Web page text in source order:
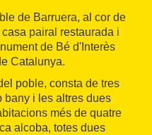
de Barruera, al cor de
pairal restaurada i
de Bé d'Interès
Catalunya.
poble, consta de tres
bany i les altres dues
més de quatre
alcoba, totes dues